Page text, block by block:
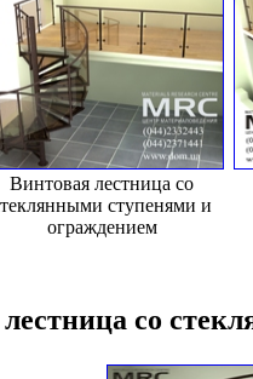
Винтовая лестница со
ступенями и
ограждением
со